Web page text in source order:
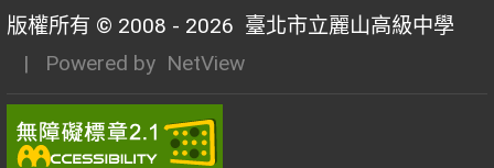
版權所有 © 2008 - 2026 臺北市立麗山高級中學
| Powered by NetView